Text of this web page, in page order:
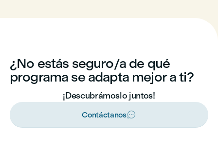
¿No estás seguro/a de qué
programa se adapta mejor a ti?
¡Descubrámoslo juntos!
Contáctanos